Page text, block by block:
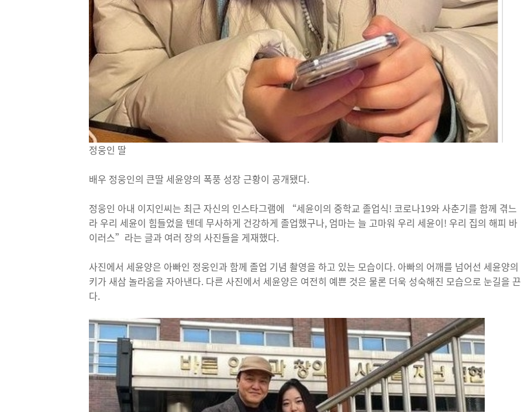
정웅인 딸
배우 정웅인의 큰딸 세윤양의 폭풍 성장 근황이 공개됐다.
정웅인 아내 이지인씨는 최근 자신의 인스타그램에 “세윤이의 중학교 졸업식! 코로나19와 사춘기를 함께 겪느
라 우리 세윤이 힘들었을 텐데 무사하게 건강하게 졸업했구나, 엄마는 늘 고마워 우리 세윤이! 우리 집의 해피 바
이러스”라는 글과 여러 장의 사진들을 게재했다.
사진에서 세윤양은 아빠인 정웅인과 함께 졸업 기념 촬영을 하고 있는 모습이다. 아빠의 어깨를 넘어선 세윤양의
키가 새삼 놀라움을 자아낸다. 다른 사진에서 세윤양은 여전히 예쁜 것은 물론 더욱 성숙해진 모습으로 눈길을 끈
다.